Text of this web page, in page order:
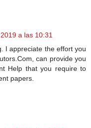
a las 10:31
I appreciate the effort you
can provide you
Help that you require to
papers.